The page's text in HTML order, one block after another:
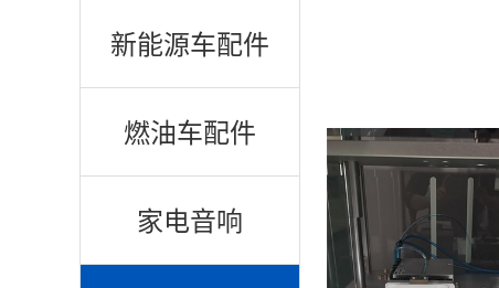
新能源车配件
燃油车配件
家电音响